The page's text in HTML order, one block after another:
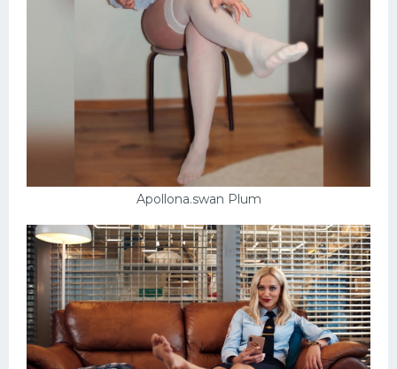
Apollona.swan Plum